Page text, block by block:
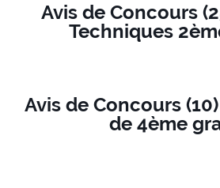
Avis de Concours
Techniques
Avis de Concours
de 4ème